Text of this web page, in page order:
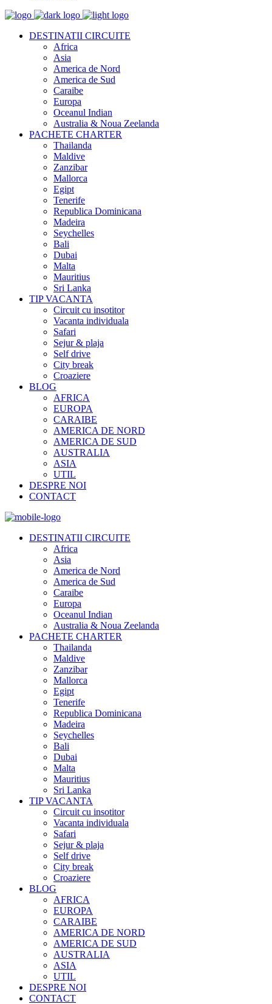
DESTINATII CIRCUITE
Africa
Asia
America de Nord
America de Sud
Caraibe
Europa
Oceanul Indian
Australia & Noua Zeelanda
PACHETE CHARTER
Thailanda
Maldive
Zanzibar
Mallorca
Egipt
Tenerife
Republica Dominicana
Madeira
Seychelles
Bali
Dubai
Malta
Mauritius
Sri Lanka
TIP VACANTA
Circuit cu insotitor
Vacanta individuala
Safari
Sejur & plaja
Self drive
City break
Croaziere
BLOG
AFRICA
EUROPA
CARAIBE
AMERICA DE NORD
AMERICA DE SUD
AUSTRALIA
ASIA
UTIL
DESPRE NOI
CONTACT
DESTINATII CIRCUITE
Africa
Asia
America de Nord
America de Sud
Caraibe
Europa
Oceanul Indian
Australia & Noua Zeelanda
PACHETE CHARTER
Thailanda
Maldive
Zanzibar
Mallorca
Egipt
Tenerife
Republica Dominicana
Madeira
Seychelles
Bali
Dubai
Malta
Mauritius
Sri Lanka
TIP VACANTA
Circuit cu insotitor
Vacanta individuala
Safari
Sejur & plaja
Self drive
City break
Croaziere
BLOG
AFRICA
EUROPA
CARAIBE
AMERICA DE NORD
AMERICA DE SUD
AUSTRALIA
ASIA
UTIL
DESPRE NOI
CONTACT